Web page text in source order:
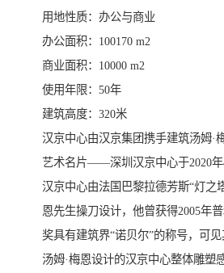
用地性质：办公与商业
办公面积：100170 m2
商业面积：10000 m2
使用年限：50年
建筑高度：320米
汉京中心由汉京集团携手建筑汤姆·
艺术名片——深圳汉京中心于2020年
汉京中心由法国巴黎拉德芳斯“灯之
恩先生操刀设计，他曾获得2005年
奖具有建筑界“诺贝尔”的称号，可见
汤姆·梅恩设计的汉京中心整体雕塑